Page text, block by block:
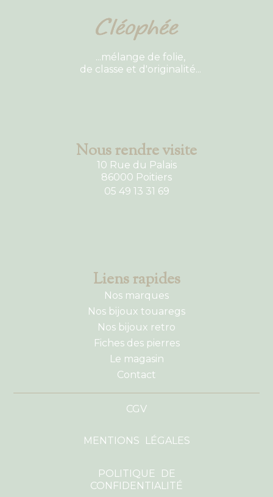
...mélange de folie,
de classe et d'originalité...
Nous rendre visite
10 Rue du Palais
86000 Poitiers
05 49 13 31 69
Liens rapides
Nos marques
Nos bijoux touaregs
Nos bijoux retro
Fiches des pierres
Le magasin
Contact
CGV
MENTIONS LÉGALES
POLITIQUE DE
CONFIDENTIALITÉ